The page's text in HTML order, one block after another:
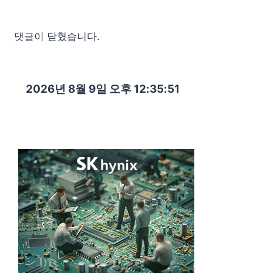
댓글이 닫혔습니다.
2026년 8월 9일 오후 12:35:53